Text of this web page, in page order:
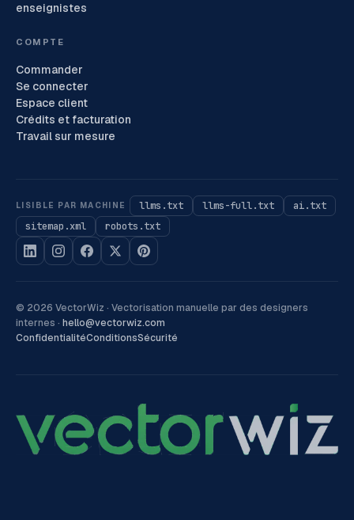
enseignistes
COMPTE
Commander
Se connecter
Espace client
Crédits et facturation
Travail sur mesure
LISIBLE PAR MACHINE llms.txt llms-full.txt
ai.txt
sitemap.xml
robots.txt
© 2026 VectorWiz · Vectorisation manuelle par des designers
internes · hello@vectorwiz.com
ConfidentialitéConditionsSécurité